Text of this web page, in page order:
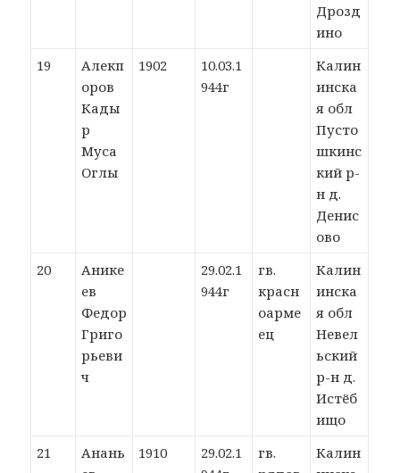
Дрозд
ино
19
Алекп
оров
Кады
р
Муса
Оглы
1902
10.03.1
944г
Калин
инска
я обл
Пусто
шкинс
кий р-
н д.
Денис
ово
20
Анике
ев
Федор
Григо
рьеви
ч
29.02.1
944г
гв.
красн
оарме
ец
Калин
инска
я обл
Невел
ьский
р-н д.
Истёб
ищо
21
Анань
1910
29.02.1
гв.
Калин